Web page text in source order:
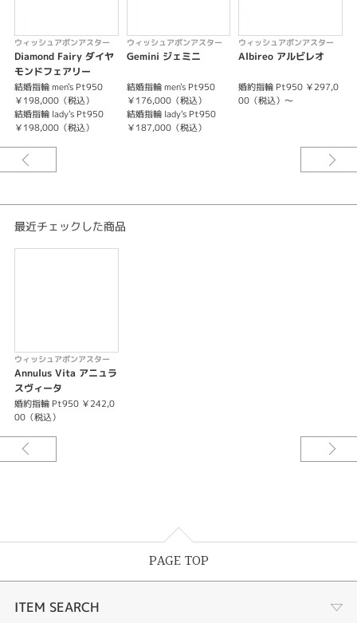
婚約指輪 ゴージャス
紹介文
リングに現れた「星の軌道」はふたりが歩む道、そして時を超えてつながる
ふたりの愛を表しています。ふたりの歩む道＝軌道がつくる領域は、ふたり
の幸せな日々……
※センターダイヤモンドを含む価格です。
※選ばれるダイヤモンドグレードによって価格が変わります。
ウィッシュアポンアスター
Diamond Fairy ダイヤ
モンドフェアリー
結婚指輪 men's Pt950
￥198,000（税込）
結婚指輪 lady's Pt950
￥198,000（税込）
ウィッシュアポンアスター
Gemini ジェミニ
結婚指輪 men's Pt950
￥176,000（税込）
結婚指輪 lady's Pt950
￥187,000（税込）
ウィッシュアポンアスター
Albireo アルビレオ
婚約指輪 Pt950 ￥297,0
00（税込）～
最近チェックした商品
ウィッシュアポンアスター
Annulus Vita アニュラ
スヴィータ
婚約指輪 Pt950 ￥242,0
00（税込）
PAGE TOP
ITEM SEARCH